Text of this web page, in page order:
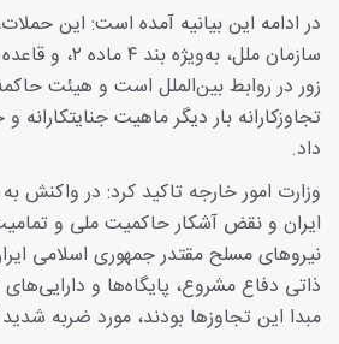
در ادامه این بیانیه آمده است: این
سازمان ملل،
زور در روابط بین‌الملل است و هیئت
تجاوزکارانه بار دیگر ماهیت
داد.
وزارت امور خارجه تاکید کرد: در واکنش
ایران و نقض آشکار حاکمیت ملی و
نیروهای مسلح مقتدر جمهوری اسلامی
ذاتی دفاع مشروع، پایگاه‌ها و دارایی‌های
مبدا این تجاوزها بودند، مورد ضربه شدید